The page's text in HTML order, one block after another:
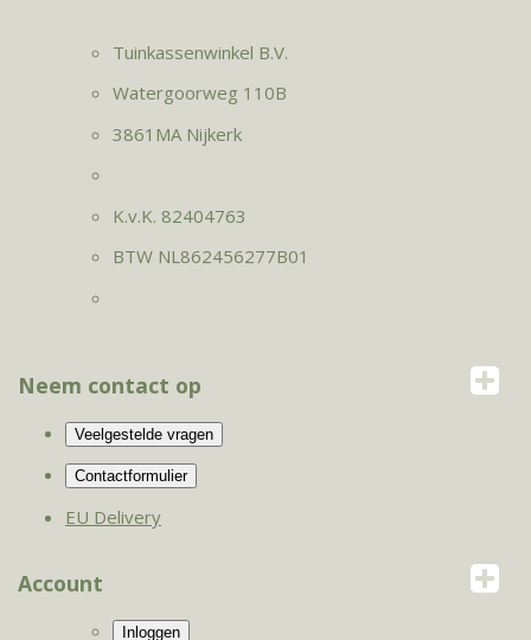
Tuinkassenwinkel B.V.
Watergoorweg 110B
3861MA Nijkerk
K.v.K. 82404763
BTW NL862456277B01
Neem contact op
EU Delivery
Account